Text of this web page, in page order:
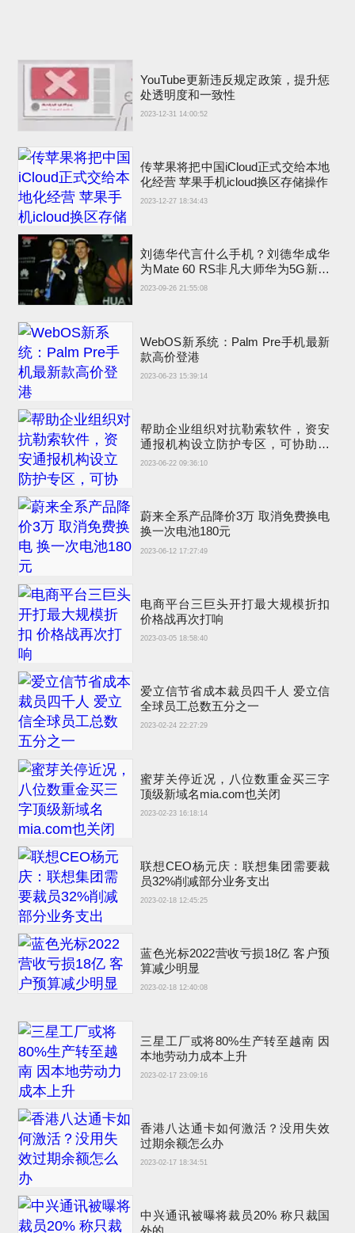
YouTube更新违反规定政策，提升惩
处透明度和一致性
2023-12-31 14:00:52
传苹果将把中国iCloud正式交给本地
化经营 苹果手机icloud换区存储操作
2023-12-27 18:34:43
刘德华代言什么手机？刘德华成华
为Mate 60 RS非凡大师华为5G新手
机代言人
2023-09-26 21:55:08
WebOS新系统：Palm Pre手机最新
款高价登港
2023-06-23 15:39:14
帮助企业组织对抗勒索软件，资安
通报机构设立防护专区，可协助事
前、事中与事后因应
2023-06-22 09:36:10
蔚来全系产品降价3万 取消免费换电
换一次电池180元
2023-06-12 17:27:49
电商平台三巨头开打最大规模折扣
价格战再次打响
2023-03-05 18:58:40
爱立信节省成本裁员四千人 爱立信
全球员工总数五分之一
2023-02-24 22:27:29
蜜芽关停近况，八位数重金买三字
顶级新域名mia.com也关闭
2023-02-23 16:18:14
联想CEO杨元庆：联想集团需要裁
员32%削减部分业务支出
2023-02-18 12:45:25
蓝色光标2022营收亏损18亿 客户预
算减少明显
2023-02-18 12:40:08
三星工厂或将80%生产转至越南 因
本地劳动力成本上升
2023-02-17 23:09:16
香港八达通卡如何激活？没用失效
过期余额怎么办
2023-02-17 18:34:51
中兴通讯被曝将裁员20% 称只裁国